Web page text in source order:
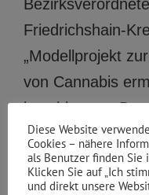
Friedrichshain-
„Modellprojekt
von Cannabis
beschlossen.
beauftragt
Beratungsstellen
nötigen Schritte
Diese Website
Cookies – nähere
als Benutzer finden Sie
Klicken Sie auf „Ich
und direkt unsere